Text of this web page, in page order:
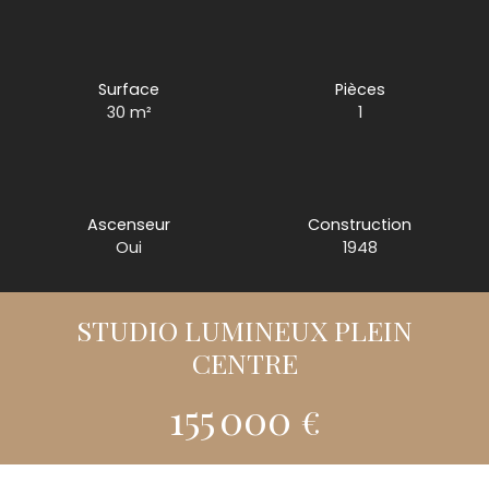
Surface
30 m²
Pièces
1
Ascenseur
Oui
Construction
1948
STUDIO LUMINEUX PLEIN
CENTRE
155 000 €